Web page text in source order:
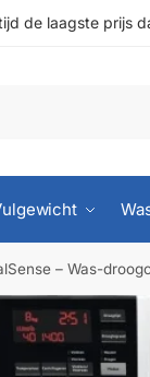
de laagste prijs
– Was-